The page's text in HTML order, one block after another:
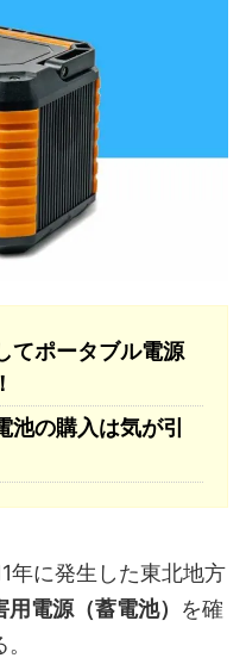
てポータブル電源
池の購入は気が引
年に発生した東北地方
用電源（蓄電池） を確